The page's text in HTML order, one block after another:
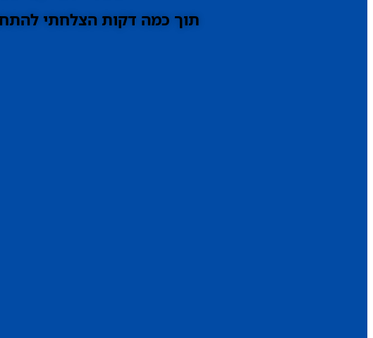
תוך כמה דקות הצלחתי